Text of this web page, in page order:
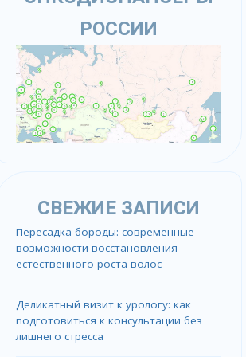
РОССИИ
СВЕЖИЕ ЗАПИСИ
Пересадка бороды: современные
возможности восстановления
естественного роста волос
Деликатный визит к урологу: как
подготовиться к консультации без
лишнего стресса